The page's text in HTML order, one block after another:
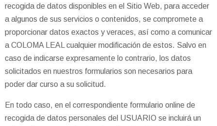
recogida de datos disponibles en el Sitio Web, para acceder
a algunos de sus servicios o contenidos, se compromete a
proporcionar datos exactos y veraces, así como a comunicar
a COLOMA LEAL cualquier modificación de estos. Salvo en
caso de indicarse expresamente lo contrario, los datos
solicitados en nuestros formularios son necesarios para
poder dar curso a su solicitud.
En todo caso, en el correspondiente formulario online de
recogida de datos personales del USUARIO se incluirá un